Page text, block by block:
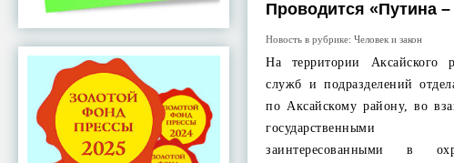
Проводится «Путина –
Новость в рубрике:Человек и закон
На территории Аксайского
служб и подразделений
по Аксайскому району, во
государственными
заинтересованными в